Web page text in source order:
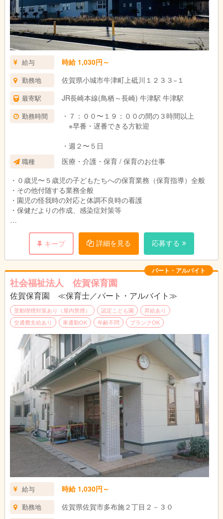
給与 時給 1,030円～
勤務地 佐賀県小城市牛津町上砥川１２３３−１
最寄駅 JR長崎本線(鳥栖～長崎) 牛津駅 牛津駅
勤務時間
・７：００〜１９：００の間の３時間以上
※早番・遅番できる方歓迎
・週２〜５日
職種
医療・介護・保育 / 保育のお仕事
・０歳児〜５歳児の子どもたちへの保育業務（保育指導）全般
・その他付随する業務全般
・園児の怪我時の対応と体調不良時の看護
・保健だよりの作成、感染症対策等
※試用期間あり（３ヶ月）
キープ 詳細を見る 応募する
パート・アルバイト
社会福祉法人 佐賀保育園
佐賀保育園 ≪保育士／パート・アルバイト≫
受動喫煙対策あり（屋内禁煙） 認定こども園
昇給あり
交通費支給あり
車通勤OK 年齢不問 ブランクOK
給与 時給 1,030円～
勤務地 佐賀県佐賀市多布施２丁目２－３０